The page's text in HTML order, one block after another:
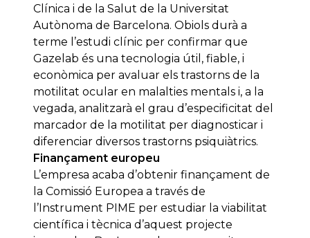
Clínica i de la Salut de la Universitat
Autònoma de Barcelona. Obiols durà a
terme l’estudi clínic per confirmar que
Gazelab és una tecnologia útil, fiable, i
econòmica per avaluar els trastorns de la
motilitat ocular en malalties mentals i, a la
vegada, analitzarà el grau d’especificitat del
marcador de la motilitat per diagnosticar i
diferenciar diversos trastorns psiquiàtrics.
Finançament europeu
L’empresa acaba d’obtenir finançament de
la Comissió Europea a través de
l’Instrument PIME per estudiar la viabilitat
científica i tècnica d’aquest projecte